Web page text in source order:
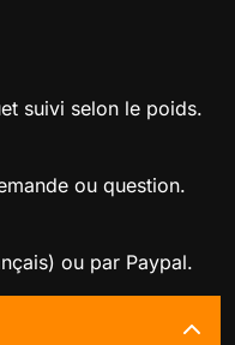
suivi selon le poids.
ou question.
ou par Paypal.